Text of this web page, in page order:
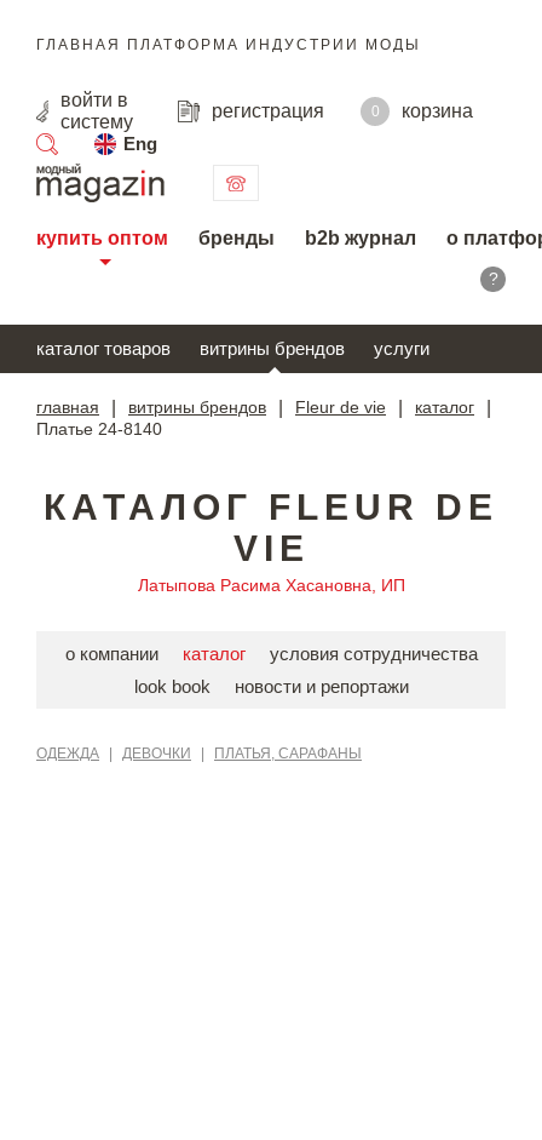
ГЛАВНАЯ ПЛАТФОРМА ИНДУСТРИИ МОДЫ
войти в
систему
регистрация 0
корзина
Eng
поиск
купить оптом бренды b2b журнал о
?
каталог товаров витрины брендов услуги
главная витрины брендов Fleur de vie каталог
Платье 24-8140
КАТАЛОГ FLEUR DE
VIE
Латыпова Расима Хасановна, ИП
о компании каталог
условия сотрудничества
look book
новости и репортажи
ОДЕЖДА ДЕВОЧКИ ПЛАТЬЯ, САРАФАНЫ